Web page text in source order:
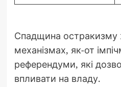
Спадщина остракизму
механізмах, як-от
референдуми, які
впливати на владу.